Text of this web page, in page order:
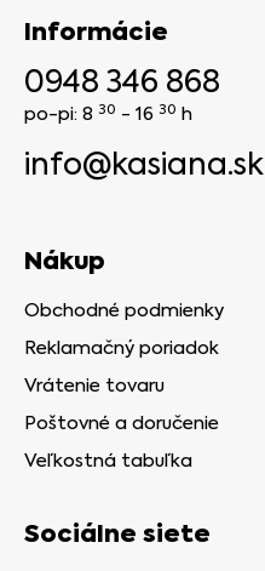
Informácie
0948 346 868
po-pi: 8 30 - 16 30 h
info@kasiana.sk
Nákup
Obchodné podmienky
Reklamačný poriadok
Vrátenie tovaru
Poštovné a doručenie
Veľkostná tabuľka
Sociálne siete